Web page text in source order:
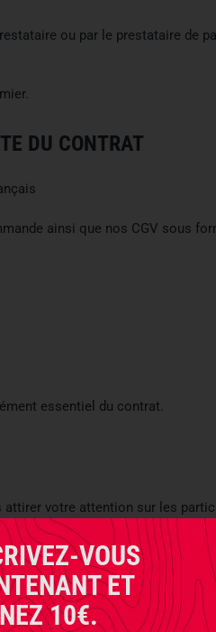
VOUS
ET
10€.
ou par le prestataire de
DU CONTRAT
ainsi que nos CGV sous
essentiel du contrat.
votre attention sur les
de légères différences entre
de couleur du bois sont